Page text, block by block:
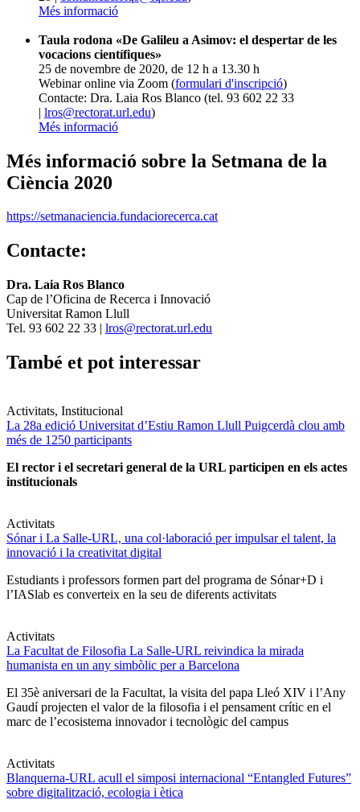
Més informació
Taula rodona «De Galileu a Asimov: el despertar de les
vocacions científiques»
25 de novembre de 2020, de 12 h a 13.30 h
Webinar online via Zoom (formulari d'inscripció)
Contacte: Dra. Laia Ros Blanco (tel. 93 602 22 33
| lros@rectorat.url.edu)
Més informació
Més informació sobre la Setmana de la
Ciència 2020
https://setmanaciencia.fundaciorecerca.cat
Contacte:
Dra. Laia Ros Blanco
Cap de l’Oficina de Recerca i Innovació
Universitat Ramon Llull
Tel. 93 602 22 33 | lros@rectorat.url.edu
També et pot interessar
Activitats, Institucional
La 28a edició Universitat d’Estiu Ramon Llull Puigcerdà clou amb
més de 1250 participants
El rector i el secretari general de la URL participen en els actes
institucionals
Activitats
Sónar i La Salle-URL, una col·laboració per impulsar el talent, la
innovació i la creativitat digital
Estudiants i professors formen part del programa de Sónar+D i
l’IASlab es converteix en la seu de diferents activitats
Activitats
La Facultat de Filosofia La Salle-URL reivindica la mirada
humanista en un any simbòlic per a Barcelona
El 35è aniversari de la Facultat, la visita del papa Lleó XIV i l’Any
Gaudí projecten el valor de la filosofia i el pensament crític en el
marc de l’ecosistema innovador i tecnològic del campus
Activitats
Blanquerna-URL acull el simposi internacional “Entangled Futures”
sobre digitalització, ecologia i ètica